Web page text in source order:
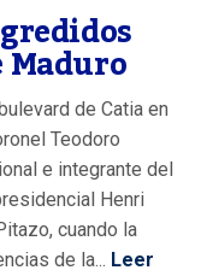
de Catia en
Teodoro
e integrante del
Henri
cuando la
de la... Leer